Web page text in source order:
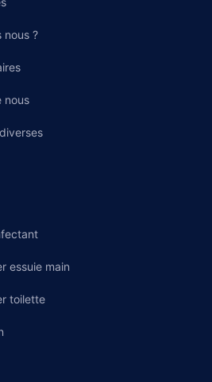
nous ?
nous
essuie main
toilette